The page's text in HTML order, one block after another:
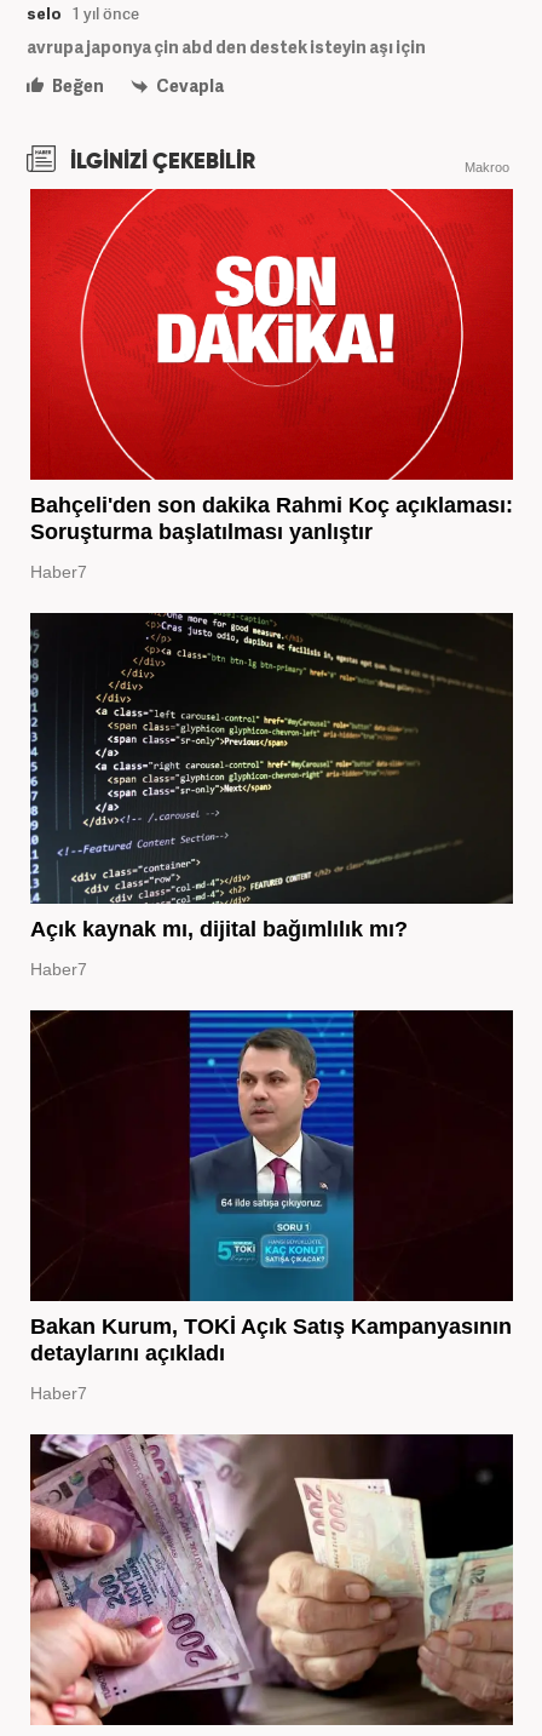
selo 1 yıl önce
avrupa japonya çin abd den destek isteyin aşı için
Beğen
Cevapla
İLGİNİZİ ÇEKEBİLİR Makroo
Bahçeli'den son dakika Rahmi Koç açıklaması:
Soruşturma başlatılması yanlıştır
Haber7
Açık kaynak mı, dijital bağımlılık mı?
Haber7
Bakan Kurum, TOKİ Açık Satış Kampanyasının
detaylarını açıkladı
Haber7